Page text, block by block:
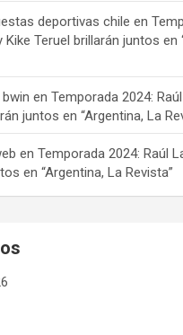
deportivas chile en
Kike Teruel brillarán juntos en
en Temporada 2024:
juntos en “Argentina, La
en Temporada 2024: Raúl
en “Argentina, La Revista”